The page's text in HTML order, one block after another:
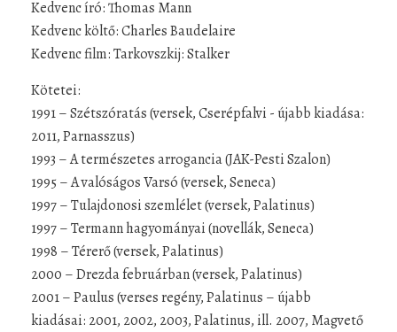
Kedvenc író: Thomas Mann
Kedvenc költő: Charles Baudelaire
Kedvenc film: Tarkovszkij: Stalker
Kötetei:
1991 – Szétszóratás (versek, Cserépfalvi - újabb kiadása:
2011, Parnasszus)
1993 – A természetes arrogancia (JAK-Pesti Szalon)
1995 – A valóságos Varsó (versek, Seneca)
1997 – Tulajdonosi szemlélet (versek, Palatinus)
1997 – Termann hagyományai (novellák, Seneca)
1998 – Térerő (versek, Palatinus)
2000 – Drezda februárban (versek, Palatinus)
2001 – Paulus (verses regény, Palatinus – újabb
kiadásai: 2001, 2002, 2003, Palatinus, ill. 2007, Magvető